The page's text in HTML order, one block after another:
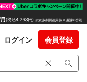
ログイン 会員登録